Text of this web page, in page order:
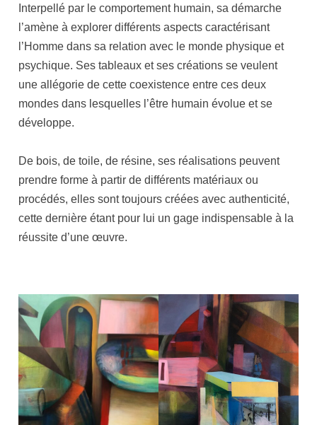
Interpellé par le comportement humain, sa démarche
l’amène à explorer différents aspects caractérisant
l’Homme dans sa relation avec le monde physique et
psychique. Ses tableaux et ses créations se veulent
une allégorie de cette coexistence entre ces deux
mondes dans lesquelles l’être humain évolue et se
développe.
De bois, de toile, de résine, ses réalisations peuvent
prendre forme à partir de différents matériaux ou
procédés, elles sont toujours créées avec authenticité,
cette dernière étant pour lui un gage indispensable à la
réussite d’une œuvre.